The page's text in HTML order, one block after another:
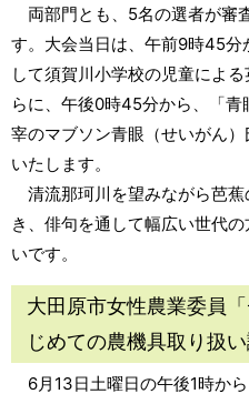
両部門とも、5名の選者が審
す。大会当日は、午前9時45分
して須賀川小学校の児童によ
らに、午後0時45分から、「
宰のマブソン青眼（せいがん
いたします。
清流那珂川を望みながら芭
き、俳句を通して幅広い世代
いです。
大田原市女性農業委員
じめての農機具取り扱
6月13日土曜日の午後1時か